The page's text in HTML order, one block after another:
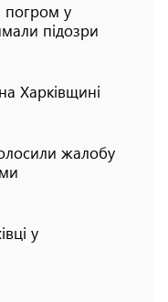
погром у
підозри
Харківщині
жалобу
у